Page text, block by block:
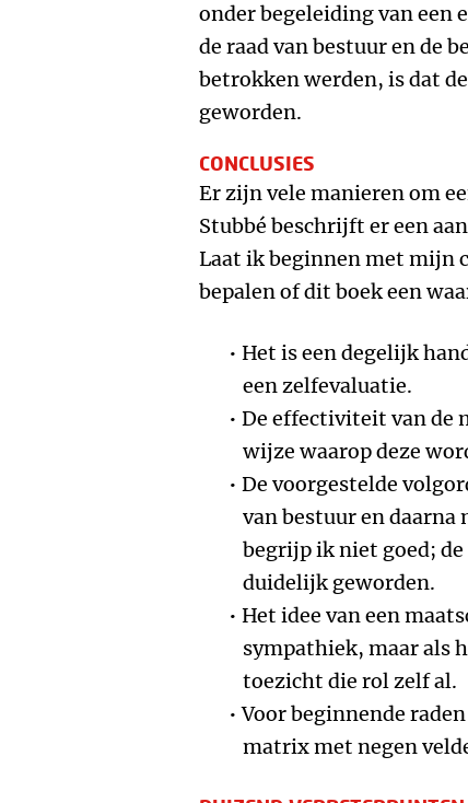
onder begeleiding van een
de raad van bestuur en de
betrokken werden, is dat
geworden.
CONCLUSIES
Er zijn vele manieren om
Stubbé beschrijft er een
Laat ik beginnen met mijn
bepalen of dit boek een
Het is een degelijk
een zelfevaluatie.
De effectiviteit van de
wijze waarop deze
De voorgestelde
van bestuur en daarna
begrijp ik niet goed;
duidelijk geworden.
Het idee van een
sympathiek, maar als
toezicht die rol zelf al.
Voor beginnende
matrix met negen